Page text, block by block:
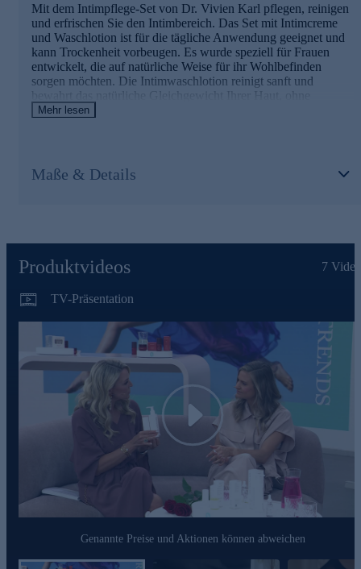
Die intime Waschlotion pflegt Ihre Haut schon während des
Duschens. Der Mix aus Sheabutter, Sonnenblumenöl,
Niacinamid und Glycerin sorgt dafür, dass der Intimbereich
gleichzeitig gereinigt und gestärkt wird. Erleben Sie die
seidig cremige Konsistenz, die speziell für die Bedürfnisse
sensibler Intimhaut und das tägliche Waschen entwickelt
wurde.
Mit dem Intimpflege-Set von Dr. Vivien Karl pflegen, reinigen
und erfrischen Sie den Intimbereich. Das Set mit Intimcreme
und Waschlotion ist für die tägliche Anwendung geeignet und
kann Trockenheit vorbeugen. Es wurde speziell für Frauen
entwickelt, die auf natürliche Weise für ihr Wohlbefinden
sorgen möchten. Die Intimwaschlotion reinigt sanft und
bewahrt das natürliche Gleichgewicht Ihrer Haut, ohne
auszutrocknen. Die Intimcreme 01 ergänzt diese Routine und
wie Mandelöl, Hyaluron- und Milchsäure an Ihre intimsten
Stellen gelangen. So kann sich die Haut beruhigen, sie
bekommt mehr Feuchtigkeit und mit 4,2 den pHWert, den sie
braucht, um im Gleichgewicht zu bleiben. Mit Ihrem täglichen
Cremeritual lassen Sie Ihrer Vulva die Pflege zukommen, die
sie verdient.
Waschlotion 02 mit Sheabutter
Die intime Waschlotion pflegt Ihre Haut schon während des
Duschens. Der Mix aus Sheabutter, Sonnenblumenöl,
Niacinamid und Glycerin sorgt dafür, dass der Intimbereich
gleichzeitig gereinigt und gestärkt wird. Erleben Sie die seidig
cremige Konsistenz, die speziell für die Bedürfnisse sensibler
Intimhaut und das tägliche Waschen entwickelt wurde.
Intimpflege-Duo gleich online bestellen.
Mehr lesen
Maße & Details
Produktvideos 7
TV-Präsentation
Play
Genannte Preise und Aktionen können abweichen